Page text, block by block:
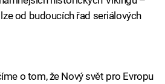
od budoucích řad seriálových
o tom, že Nový svět pro Evropu